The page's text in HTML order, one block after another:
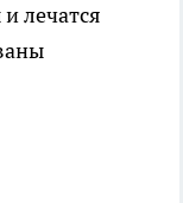
лечатся